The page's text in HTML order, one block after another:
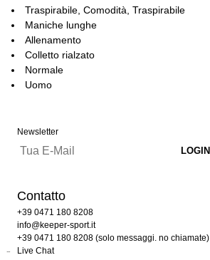
Traspirabile, Comodità, Traspirabile
Maniche lunghe
Allenamento
Colletto rialzato
Normale
Uomo
Newsletter
Contatto
+39 0471 180 8208
info@keeper-sport.it
+39 0471 180 8208 (solo messaggi. no chiamate)
Live Chat